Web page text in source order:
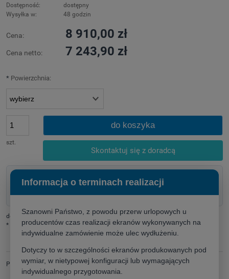
Dostępność:
dostępny
Wysyłka w:
48 godzin
Cena: 8 910,00 zł
Cena netto: 7 243,90 zł
* Powierzchnia:
szt.
do koszyka
Skontaktuj się z doradcą
Doradztwo techniczne przed zakupem
Pomoc w doborze rozwiązania
Szybka wycena dla firm i instytucji
dodaj do przechowalni
* - Pole wymagane
Producent:
zapytaj o produkt
Informacja o terminach realizacji
Szanowni Państwo, z powodu przerw urlopowych u
producentów czas realizacji ekranów wykonywanych na
indywidualne zamówienie może ulec wydłużeniu.
Dotyczy to w szczególności ekranów produkowanych pod
wymiar, w nietypowej konfiguracji lub wymagających
indywidualnego przygotowania.